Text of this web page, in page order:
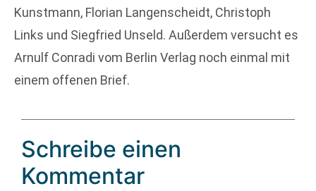
Kunstmann, Florian Langenscheidt, Christoph
Links und Siegfried Unseld. Außerdem versucht es
Arnulf Conradi vom Berlin Verlag noch einmal mit
einem offenen Brief.
Schreibe einen
Kommentar